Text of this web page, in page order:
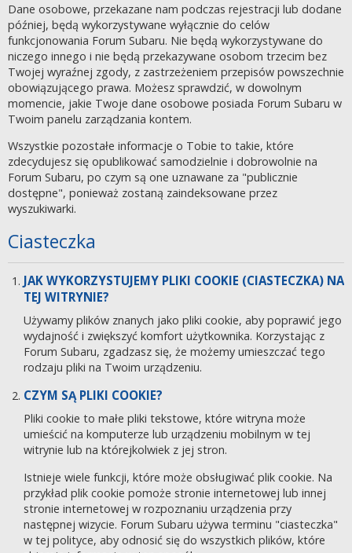
Dane osobowe, przekazane nam podczas rejestracji lub dodane
później, będą wykorzystywane wyłącznie do celów
funkcjonowania Forum Subaru. Nie będą wykorzystywane do
niczego innego i nie będą przekazywane osobom trzecim bez
Twojej wyraźnej zgody, z zastrzeżeniem przepisów powszechnie
obowiązującego prawa. Możesz sprawdzić, w dowolnym
momencie, jakie Twoje dane osobowe posiada Forum Subaru w
Twoim panelu zarządzania kontem.
Wszystkie pozostałe informacje o Tobie to takie, które
zdecydujesz się opublikować samodzielnie i dobrowolnie na
Forum Subaru, po czym są one uznawane za "publicznie
dostępne", ponieważ zostaną zaindeksowane przez
wyszukiwarki.
Ciasteczka
JAK WYKORZYSTUJEMY PLIKI COOKIE (CIASTECZKA) NA
TEJ WITRYNIE?
Używamy plików znanych jako pliki cookie, aby poprawić jego
wydajność i zwiększyć komfort użytkownika. Korzystając z
Forum Subaru, zgadzasz się, że możemy umieszczać tego
rodzaju pliki na Twoim urządzeniu.
CZYM SĄ PLIKI COOKIE?
Pliki cookie to małe pliki tekstowe, które witryna może
umieścić na komputerze lub urządzeniu mobilnym w tej
witrynie lub na którejkolwiek z jej stron.
Istnieje wiele funkcji, które może obsługiwać plik cookie. Na
przykład plik cookie pomoże stronie internetowej lub innej
stronie internetowej w rozpoznaniu urządzenia przy
następnej wizycie. Forum Subaru używa terminu "ciasteczka"
w tej polityce, aby odnosić się do wszystkich plików, które